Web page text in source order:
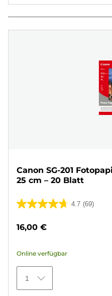
Canon SG-201
25 cm – 20 Blatt
4.7 (69)
4.7
5
69
Bewertungen
16,00 €
Online verfügbar
1